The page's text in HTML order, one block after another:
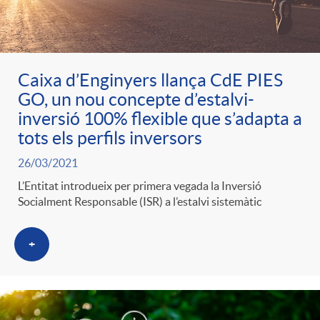
r
a
S
a
l
a
ó
p
e
r
c
a
t
t
e
n
i
d
o
A
l
i
c
a
d
o
r
Caixa d’Enginyers llança CdE PIES
GO, un nou concepte d’estalvi-
inversió 100% flexible que s’adapta a
tots els perfils inversors
26/03/2021
L’Entitat introdueix per primera vegada la Inversió
Socialment Responsable (ISR) a l’estalvi sistemàtic
+